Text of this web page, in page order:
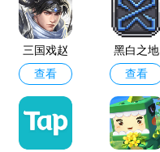
最新版本
查看
战体验服
官方版202
4
查看
三国戏赵
云传oppo
版
查看
黑白之地
官方版
查看